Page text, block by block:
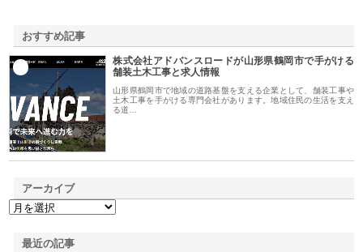
おすすめ記事
株式会社アドバンスロードが山形県鶴岡市で手がける
舗装土木工事と求人情報
山形県鶴岡市で地域の道路基盤を支える企業として、舗装工事や
土木工事を手がける専門会社があります。地域住民の生活を支え
る道…
アーカイブ
最近の記事